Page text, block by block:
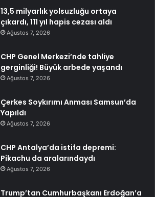
13,5 milyarlık yolsuzluğu ortaya
çıkardı, 111 yıl hapis cezası aldı
Ağustos 7, 2026
CHP Genel Merkezi’nde tahliye
gerginliği! Büyük arbede yaşandı
Ağustos 7, 2026
Çerkes Soykırımı Anması Samsun’da
Yapıldı
Ağustos 7, 2026
CHP Antalya’da istifa depremi:
Pikachu da aralarındaydı
Ağustos 7, 2026
Trump’tan Cumhurbaşkanı Erdoğan’a